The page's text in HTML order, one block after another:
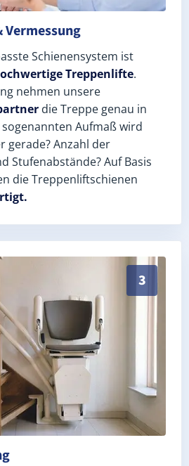
Vermessung
Schienensystem ist
Treppenlifte.
nehmen unsere
die Treppe genau in
Aufmaß wird
gerade? Anzahl der
Stufenabstände? Auf Basis
die Treppenliftschienen
3
Einbau durch zertifizierte